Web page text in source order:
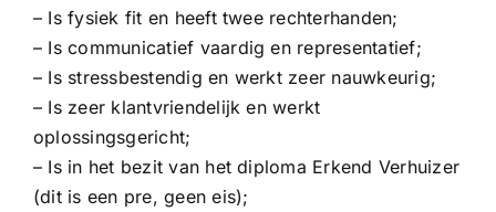
– Is fysiek fit en heeft twee rechterhanden;
– Is communicatief vaardig en representatief;
– Is stressbestendig en werkt zeer nauwkeurig;
– Is zeer klantvriendelijk en werkt
oplossingsgericht;
– Is in het bezit van het diploma Erkend Verhuizer
(dit is een pre, geen eis);